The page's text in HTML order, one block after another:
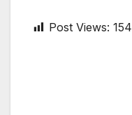
Post Views: 154